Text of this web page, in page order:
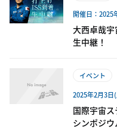
開催日：2025
大西卓哉
生中継！
イベント
2025年2月3日
国際宇宙
シンポジ